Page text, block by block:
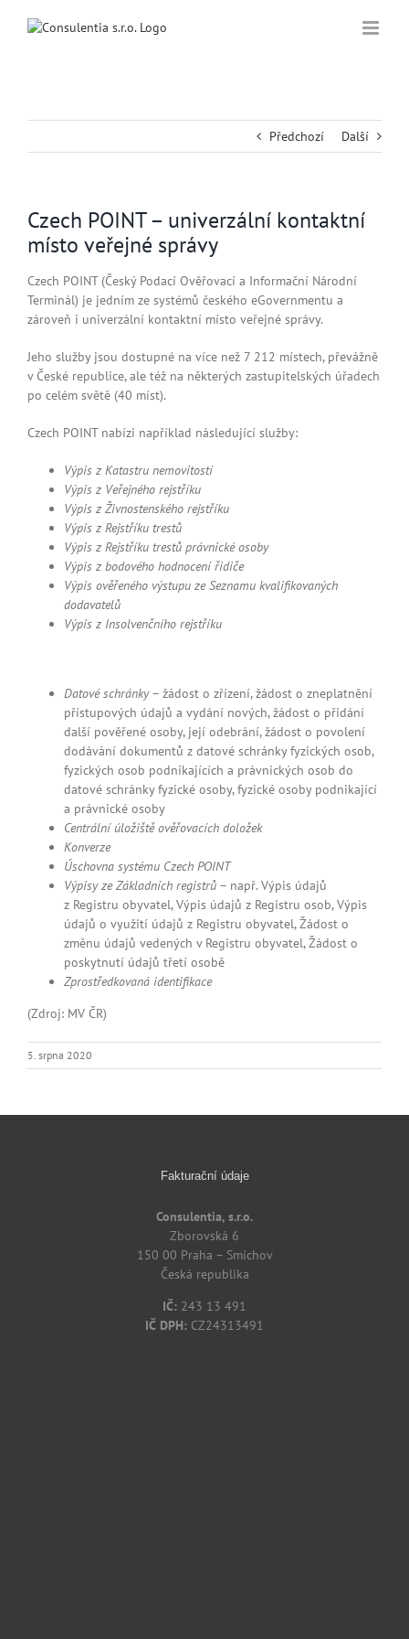
Předchozí Další
Czech POINT – univerzální kontaktní
místo veřejné správy
Czech POINT (Český Podací Ověřovací a Informační Národní
Terminál) je jedním ze systémů českého eGovernmentu a
zároveň i univerzální kontaktní místo veřejné správy.
Jeho služby jsou dostupné na více než 7 212 místech, převážně
v České republice, ale též na některých zastupitelských úřadech
po celém světě (40 míst).
Czech POINT nabízi například následující služby:
Výpis z Katastru nemovitostí
Výpis z Veřejného rejstříku
Výpis z Živnostenského rejstříku
Výpis z Rejstříku trestů
Výpis z Rejstříku trestů právnické osoby
Výpis z bodového hodnocení řidiče
Výpis ověřeného výstupu ze Seznamu kvalifikovaných
dodavatelů
Výpis z Insolvenčního rejstříku
Datové schránky– žádost o zřízení, žádost o zneplatnění
přístupových údajů a vydání nových, žádost o přidání
další pověřené osoby, její odebrání, žádost o povolení
dodávání dokumentů z datové schránky fyzických osob,
fyzických osob podnikajících a právnických osob do
datové schránky fyzické osoby, fyzické osoby podnikající
a právnické osoby
Centrální úložiště ověřovacích doložek
Konverze
Úschovna systému Czech POINT
Výpisy ze Základních registrů – např. Výpis údajů
z Registru obyvatel, Výpis údajů z Registru osob, Výpis
údajů o využití údajů z Registru obyvatel, Žádost o
změnu údajů vedených v Registru obyvatel, Žádost o
poskytnutí údajů třetí osobě
Zprostředkovaná identifikace
(Zdroj: MV ČR)
5. srpna 2020
Fakturační údaje
Consulentia, s.r.o.
Zborovská 6
150 00 Praha – Smíchov
Česká republika
IČ: 243 13 491
IČ DPH: CZ24313491